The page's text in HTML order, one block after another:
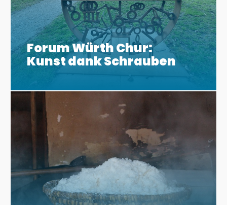
Forum Würth Chur:
Kunst dank Schrauben